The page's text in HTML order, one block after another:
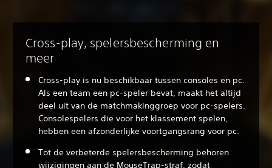
Cross-play, spelersbescherming en
meer
Cross-play is nu beschikbaar tussen consoles en pc.
Als een team een pc-speler bevat, maakt het altijd
deel uit van de matchmakinggroep voor pc-spelers.
Consolespelers die voor het klassement spelen,
hebben een afzonderlijke voortgangsrang voor pc.
Tot de verbeterde spelersbescherming behoren
wijzigingen aan de MouseTrap-straf, zodat